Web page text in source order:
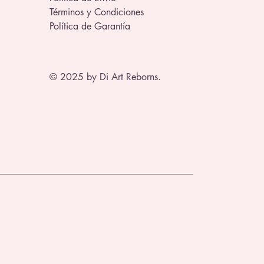
Términos y Condiciones
Política de Garantía
© 2025 by Di Art Reborns.